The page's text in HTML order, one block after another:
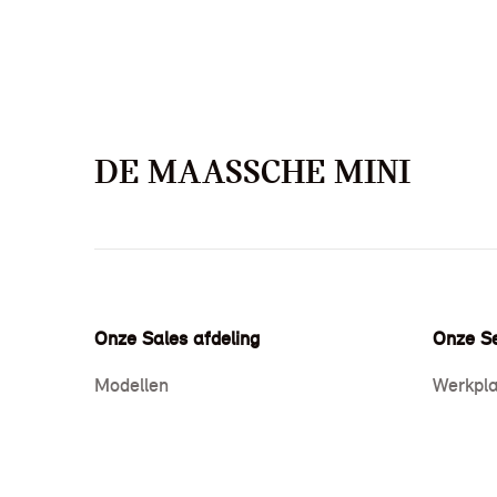
DE MAASSCHE MINI
Onze Sales afdeling
Modellen
Onze